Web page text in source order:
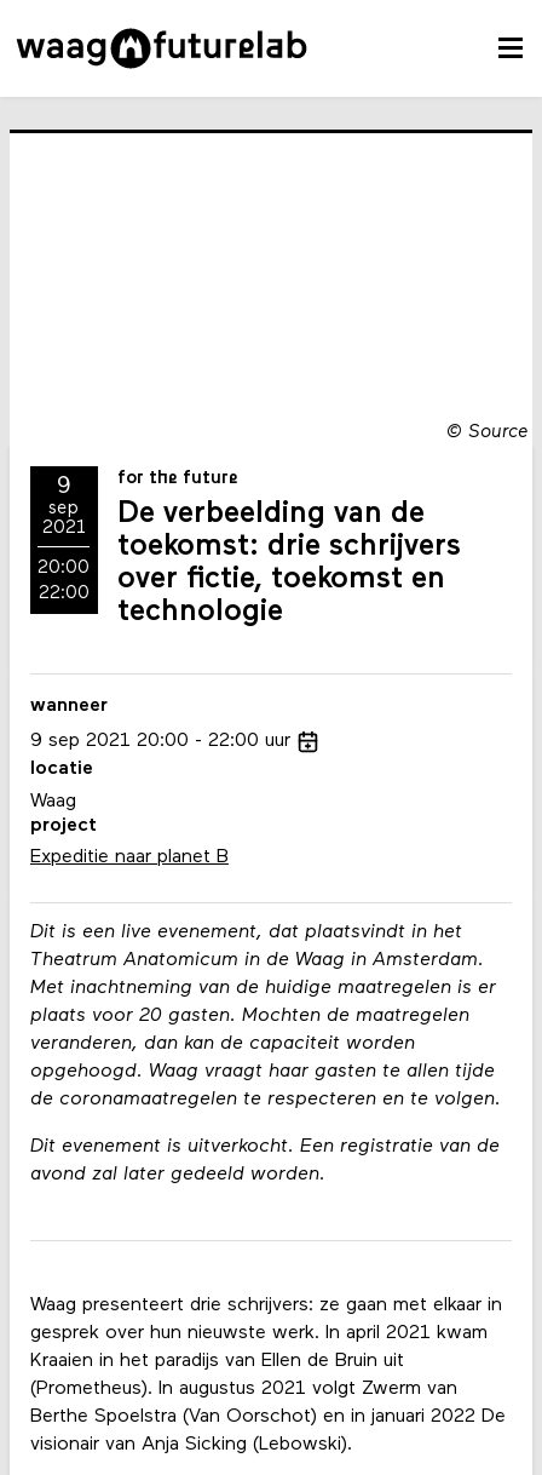
© Source
9
sep
2021
20:00
22:00
for the future
De verbeelding van de
toekomst: drie schrijvers
over fictie, toekomst en
technologie
Dit is een live evenement, dat plaatsvindt in het
Theatrum Anatomicum in de Waag in Amsterdam.
Met inachtneming van de huidige maatregelen is er
plaats voor 20 gasten. Mochten de maatregelen
veranderen, dan kan de capaciteit worden
opgehoogd. Waag vraagt haar gasten te allen tijde
de coronamaatregelen te respecteren en te volgen.
Dit evenement is uitverkocht. Een registratie van de
avond zal later gedeeld worden.
Waag presenteert drie schrijvers: ze gaan met elkaar in
gesprek over hun nieuwste werk. In april 2021 kwam
Kraaien in het paradijs van Ellen de Bruin uit
(Prometheus). In augustus 2021 volgt Zwerm van
Berthe Spoelstra (Van Oorschot) en in januari 2022 De
visionair van Anja Sicking (Lebowski).
wanneer
9 sep 2021 20:00 22:00 uur
locatie
Waag
project
Expeditie naar planet B